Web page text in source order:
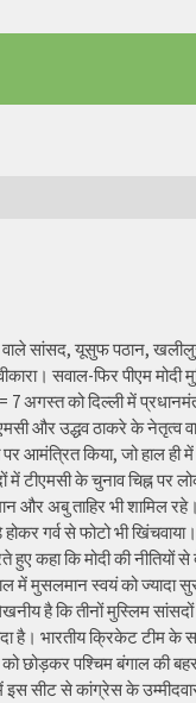
वाले सांसद, यूसुफ पठान,
सवाल-फिर पीएम मोदी
अगस्त को दिल्ली में
और उद्धव ठाकरे के नेतृत्व
आमंत्रित किया, जो हाल ही
में टीएमसी के चुनाव चिह्न पर
और अबु ताहिर भी शामिल
गर्व से फोटो भी खिंचवाया।
कहा कि मोदी की नीतियों से
में मुसलमान स्वयं को ज्यादा
है कि तीनों मुस्लिम
है। भारतीय क्रिकेट टीम के
छोड़कर पश्चिम बंगाल की
इस सीट से कांग्रेस के